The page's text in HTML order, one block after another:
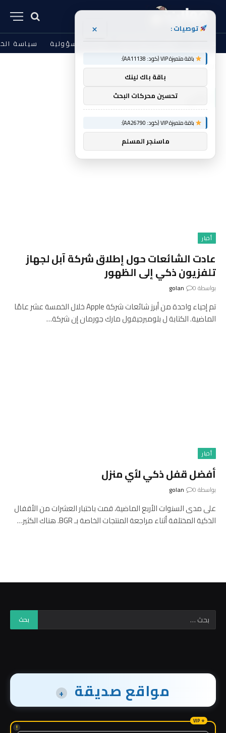
من نحن الشروط والأحكام إخلاء المسؤولية سياسة
الرئيسية » ذكي
أخبار
عادت الشائعات حول إطلاق شركة آبل لجهاز
تلفزيون ذكي إلى الظهور
بواسطة golan 0
تم إحياء واحدة من أبرز شائعات شركة Apple خلال الخمسة عشر عامًا
الماضية. الكتابة ل بلومبرجيقول مارك جورمان إن شركة…
أخبار
أفضل قفل ذكي لأي منزل
بواسطة golan 0
على مدى السنوات الأربع الماضية، قمت باختبار العشرات من الأقفال
الذكية المختلفة أثناء مراجعة المنتجات الخاصة بـ BGR. هناك الكثير…
مواقع صديقة +
!
توصيات : ×
باقة متميزة VIP (كود: AA11138):
باقة باك لينك
تحسين محركات البحث
باقة متميزة VIP (كود: AA26790):
ماسنجر المسلم